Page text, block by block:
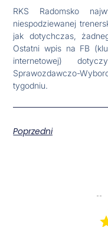
RKS Radomsko
niespodziewanej
jak dotychczas,
Ostatni wpis na FB
internetowej)
Sprawozdawczo-
tygodniu.
Poprzedni